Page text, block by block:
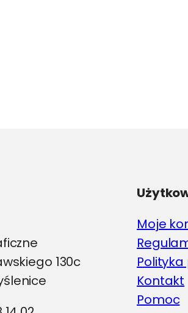
130c
Moje
Kontakt
Pomoc